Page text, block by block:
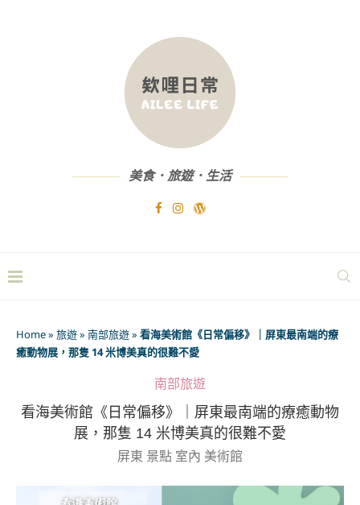
美食．旅遊．生活
Home» 旅遊» 南部旅遊» 看海美術館《日常偏移》｜屏東最南端的療
癒動物展，那隻 14 米博美真的很難不愛
南部旅遊
看海美術館《日常偏移》｜屏東最南端的療癒動物
展，那隻 14 米博美真的很難不愛
屏東 景點 室內 美術館